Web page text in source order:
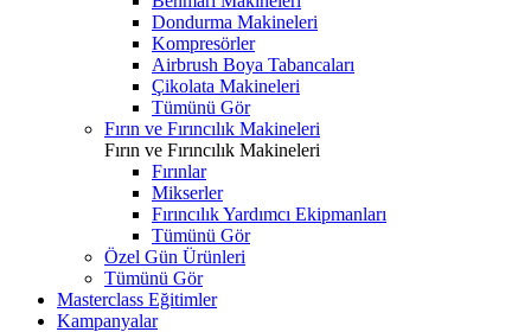
Dondurma Makineleri
Kompresörler
Airbrush Boya Tabancaları
Çikolata Makineleri
Tümünü Gör
Fırın ve Fırıncılık Makineleri
Fırın ve Fırıncılık Makineleri
Fırınlar
Mikserler
Fırıncılık Yardımcı Ekipmanları
Tümünü Gör
Özel Gün Ürünleri
Tümünü Gör
Masterclass Eğitimler
Kampanyalar